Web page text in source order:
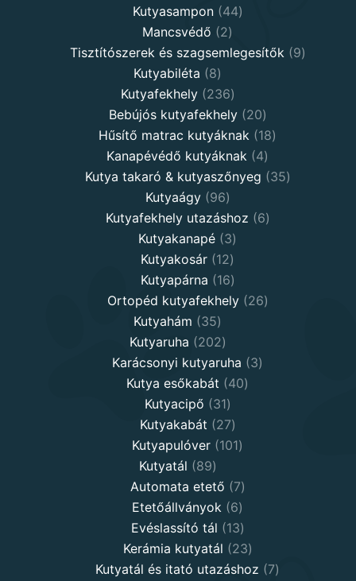
products
Kutyasampon 4444
Mancsvédő 22
products
Tisztítószerek és szagsemlegesítők 99
Kutyabiléta 88
products
Kutyafekhely 236236
products
Bebújós kutyafekhely 2020
products
Hűsítő matrac kutyáknak 1818
Kanapévédő kutyáknak 44
products
Kutya takaró & kutyaszőnyeg 3535
Kutyaágy 9696
products
Kutyafekhely utazáshoz 66
Kutyakanapé 33
products
Kutyakosár 1212
products
Kutyapárna 1616
products
Ortopéd kutyafekhely 2626
Kutyahám 3535
products
Kutyaruha 202202
products
Karácsonyi kutyaruha 33
Kutya esőkabát 4040
Kutyacipő 3131
products
Kutyakabát 2727
products
Kutyapulóver 101101
Kutyatál 8989
products
Automata etető 77
products
Etetőállványok 66
products
Evéslassító tál 1313
products
Kerámia kutyatál 2323
products
Kutyatál és itató utazáshoz 77